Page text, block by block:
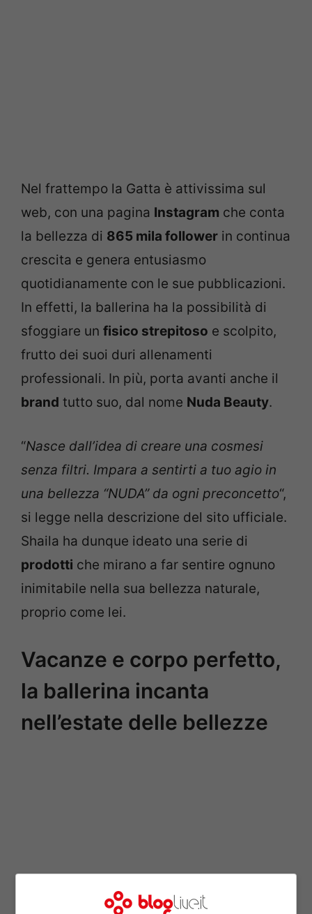
Nel frattempo la Gatta è attivissima sul
web, con una pagina Instagram che conta
la bellezza di 865 mila follower in continua
crescita e genera entusiasmo
quotidianamente con le sue pubblicazioni.
In effetti, la ballerina ha la possibilità di
sfoggiare un fisico strepitoso e scolpito,
frutto dei suoi duri allenamenti
professionali. In più, porta avanti anche il
brand tutto suo, dal nome Nuda Beauty.
“Nasce dall’idea di creare una cosmesi
senza filtri. Impara a sentirti a tuo agio in
una bellezza “NUDA” da ogni preconcetto“,
si legge nella descrizione del sito ufficiale.
Shaila ha dunque ideato una serie di
prodotti che mirano a far sentire ognuno
inimitabile nella sua bellezza naturale,
proprio come lei.
Vacanze e corpo perfetto,
la ballerina incanta
nell’estate delle bellezze